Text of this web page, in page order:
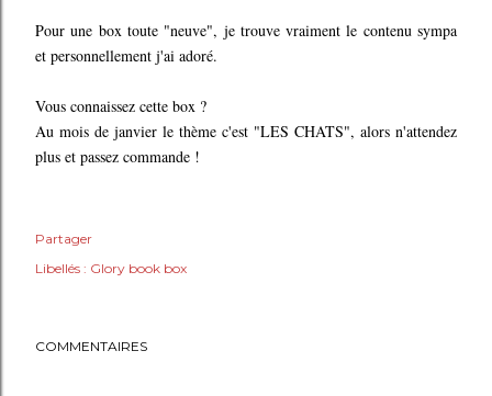
Pour une box toute "neuve", je trouve vraiment le contenu sympa
et personnellement j'ai adoré.
Vous connaissez cette box ?
Au mois de janvier le thème c'est "LES CHATS", alors n'attendez
plus et passez commande !
Partager
Libellés : Glory book box
COMMENTAIRES